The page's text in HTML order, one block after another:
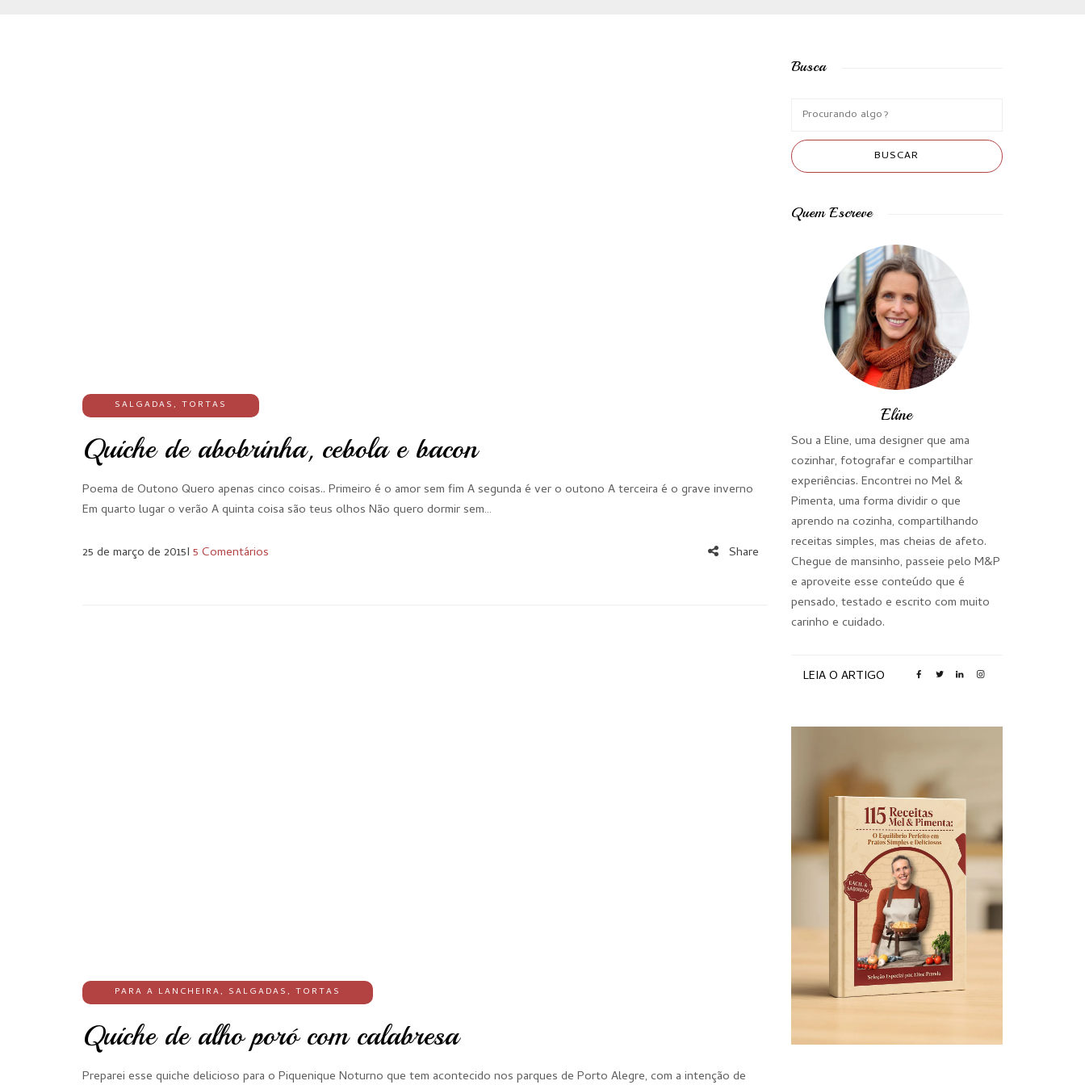
SALGADAS, TORTAS
Quiche de abobrinha, cebola e bacon
Poema de Outono Quero apenas cinco coisas.. Primeiro é o amor sem fim A segunda é ver o outono A terceira é o grave inverno
Em quarto lugar o verão A quinta coisa são teus olhos Não quero dormir sem…
25 de março de 2015I 5 Comentários Share
PARA A LANCHEIRA, SALGADAS, TORTAS
Quiche de alho poró com calabresa
Preparei esse quiche delicioso para o Piquenique Noturno que tem acontecido nos parques de Porto Alegre, com a intenção de
Busca
Quem Escreve
Eline
Sou a Eline, uma designer que ama
cozinhar, fotografar e compartilhar
experiências. Encontrei no Mel &
Pimenta, uma forma dividir o que
aprendo na cozinha, compartilhando
receitas simples, mas cheias de afeto.
Chegue de mansinho, passeie pelo M&P
e aproveite esse conteúdo que é
pensado, testado e escrito com muito
carinho e cuidado.
LEIA O ARTIGO